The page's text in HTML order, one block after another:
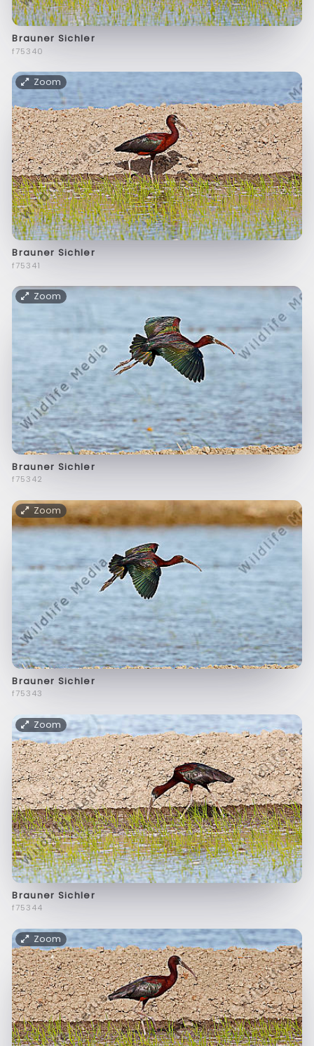
Brauner Sichler
f75340
Zoom
Brauner Sichler
f75341
Zoom
Brauner Sichler
f75342
Zoom
Brauner Sichler
f75343
Zoom
Brauner Sichler
f75344
Zoom